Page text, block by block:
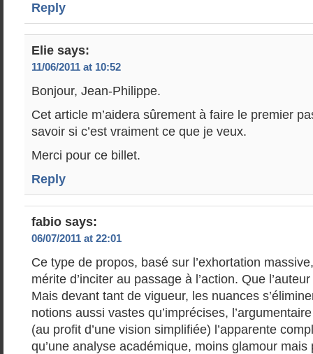
Reply
Elie says:
11/06/2011 at 10:52
Bonjour, Jean-Philippe.
Cet article m’aidera sûrement à faire le premier
savoir si c’est vraiment ce que je veux.
Merci pour ce billet.
Reply
fabio says:
06/07/2011 at 22:01
Ce type de propos, basé sur l’exhortation
mérite d’inciter au passage à l’action. Que
Mais devant tant de vigueur, les nuances
notions aussi vastes qu’imprécises,
(au profit d’une vision simplifiée) l’apparente
qu’une analyse académique, moins glamour